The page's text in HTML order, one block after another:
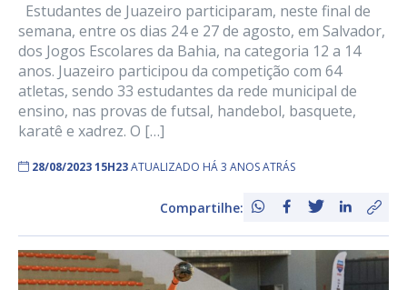
Estudantes de Juazeiro participaram, neste final de
semana, entre os dias 24 e 27 de agosto, em Salvador,
dos Jogos Escolares da Bahia, na categoria 12 a 14
anos. Juazeiro participou da competição com 64
atletas, sendo 33 estudantes da rede municipal de
ensino, nas provas de futsal, handebol, basquete,
karatê e xadrez. O […]
28/08/2023 15H23ATUALIZADO HÁ 3 ANOS ATRÁS
Compartilhe: